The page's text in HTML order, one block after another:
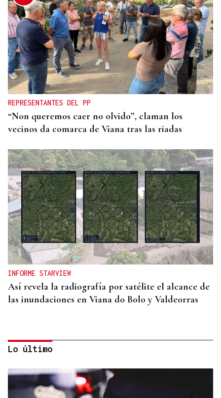
REPRESENTANTES DEL PP
“Non queremos caer no olvido”, claman los
vecinos da comarca de Viana tras las riadas
INFORME STARVIEW
Así revela la radiografía por satélite el alcance de
las inundaciones en Viana do Bolo y Valdeorras
Lo último